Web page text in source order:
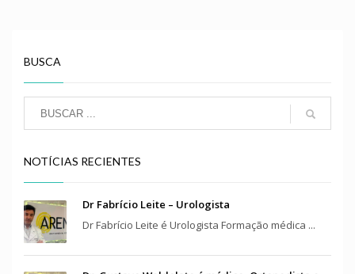
BUSCA
NOTÍCIAS RECIENTES
Dr Fabrício Leite – Urologista
Dr Fabrício Leite é Urologista Formação médica ...